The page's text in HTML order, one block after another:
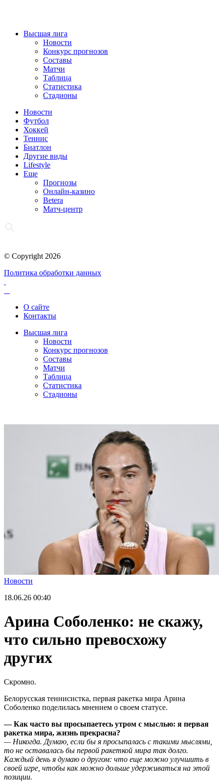
Высшая лига
Новости
Конкурс прогнозов
Составы
Матчи
Таблица
Статистика
Стадионы
Новости
Футбол
Хоккей
Теннис
Биатлон
Другие виды
Lifestyle
Еще
Прогнозы
Онлайн-казино
Betera
Матч-центр
© Copyright 2026
Политика обработки данных
О сайте
Контакты
Высшая лига
Новости
Конкурс прогнозов
Составы
Матчи
Таблица
Статистика
Стадионы
Новости
18.06.26 00:40
Арина Соболенко: не скажу,
что сильно превосхожу
других
Скромно.
Белорусская теннисистка, первая ракетка мира Арина
Соболенко поделилась мнением о своем статусе.
— Как часто вы просыпаетесь утром с мыслью: я первая
ракетка мира, жизнь прекрасна?
— Никогда. Думаю, если бы я просыпалась с такими мыслями,
то не оставалась бы первой ракеткой мира так долго.
Каждый день я думаю о другом: что еще можно улучшить в
своей игре, чтобы как можно дольше удерживаться на этой
позиции.